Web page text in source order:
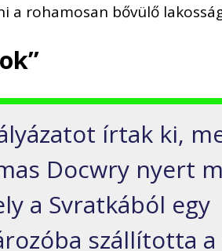
rohamosan bővülő
írtak ki,
Docwry nyert
a Svratkából egy
szállította a